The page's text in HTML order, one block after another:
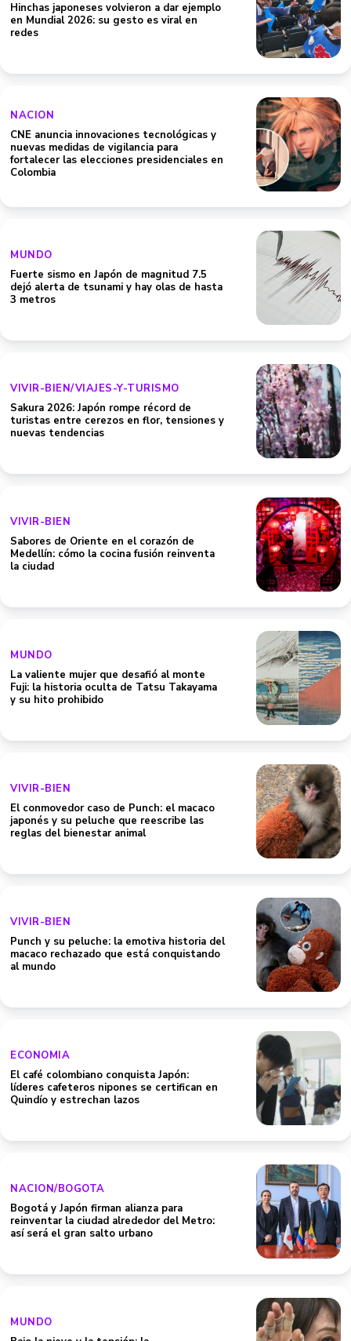
Hinchas japoneses volvieron a dar ejemplo
en Mundial 2026: su gesto es viral en
redes
NACION
CNE anuncia innovaciones tecnológicas y
nuevas medidas de vigilancia para
fortalecer las elecciones presidenciales en
Colombia
MUNDO
Fuerte sismo en Japón de magnitud 7.5
dejó alerta de tsunami y hay olas de hasta
3 metros
VIVIR-BIEN/VIAJES-Y-TURISMO
Sakura 2026: Japón rompe récord de
turistas entre cerezos en flor, tensiones y
nuevas tendencias
VIVIR-BIEN
Sabores de Oriente en el corazón de
Medellín: cómo la cocina fusión reinventa
la ciudad
MUNDO
La valiente mujer que desafió al monte
Fuji: la historia oculta de Tatsu Takayama
y su hito prohibido
VIVIR-BIEN
El conmovedor caso de Punch: el macaco
japonés y su peluche que reescribe las
reglas del bienestar animal
VIVIR-BIEN
Punch y su peluche: la emotiva historia del
macaco rechazado que está conquistando
al mundo
ECONOMIA
El café colombiano conquista Japón:
líderes cafeteros nipones se certifican en
Quindío y estrechan lazos
NACION/BOGOTA
Bogotá y Japón firman alianza para
reinventar la ciudad alrededor del Metro:
así será el gran salto urbano
MUNDO